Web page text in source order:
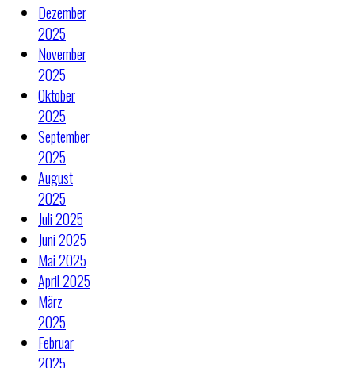
Dezember
2025
November
2025
Oktober
2025
September
2025
August
2025
Juli 2025
Juni 2025
Mai 2025
April 2025
März
2025
Februar
2025